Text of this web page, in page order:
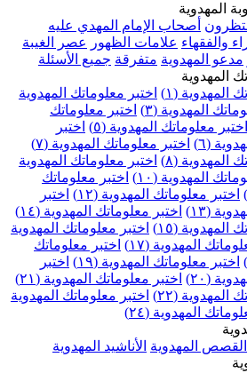
المهدوية
أصحاب الإمام المهدي عليه
والفقهاء علامات الظهور
عصر الغيبة
مدعو المهدوية متفرقة جميع الأسئلة
المهدوية
المهدوية (١)
اختبر معلوماتك المهدوية
المهدوية (٣)
اختبر معلوماتك
اختبر معلوماتك المهدوية (٥)
اختبر
(٦)
اختبر معلوماتك المهدوية (٧)
المهدوية (٨)
اختبر معلوماتك المهدوية
المهدوية (١٠)
اختبر معلوماتك
اختبر معلوماتك المهدوية (١٢)
اختبر
(١٣)
اختبر معلوماتك المهدوية (١٤)
المهدوية (١٥)
اختبر معلوماتك المهدوية
المهدوية (١٧)
اختبر معلوماتك
اختبر معلوماتك المهدوية (١٩)
اختبر
(٢٠)
اختبر معلوماتك المهدوية (٢١)
المهدوية (٢٢)
اختبر معلوماتك المهدوية
المهدوية (٢٤)
القصص المهدوية الأناشيد المهدوية